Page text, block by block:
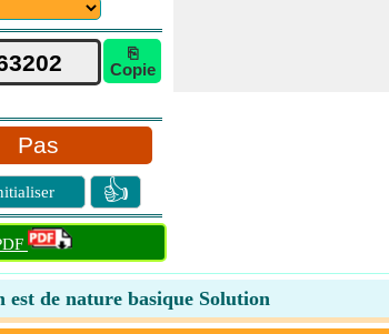
⎘
Copie
Pas
👍
de nature basique Solution